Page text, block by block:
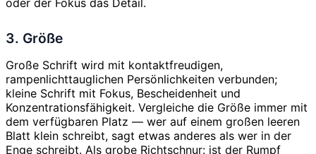
3. Größe
Große Schrift wird mit kontaktfreudigen,
rampenlichttauglichen Persönlichkeiten verbunden;
kleine Schrift mit Fokus, Bescheidenheit und
Konzentrationsfähigkeit. Vergleiche die Größe immer mit
dem verfügbaren Platz — wer auf einem großen leeren
Blatt klein schreibt, sagt etwas anderes als wer in der
Enge schreibt. Als grobe Richtschnur: ist der Rumpf